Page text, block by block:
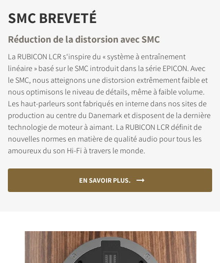
SMC BREVETÉ
Réduction de la distorsion avec SMC
La RUBICON LCR s‘inspire du « système à entraînement
linéaire » basé sur le SMC introduit dans la série EPICON. Avec
le SMC, nous atteignons une distorsion extrêmement faible et
nous optimisons le niveau de détails, même à faible volume.
Les haut-parleurs sont fabriqués en interne dans nos sites de
production au centre du Danemark et disposent de la dernière
technologie de moteur à aimant. La RUBICON LCR définit de
nouvelles normes en matière de qualité audio pour tous les
amoureux du son Hi-Fi à travers le monde.
EN SAVOIR PLUS.